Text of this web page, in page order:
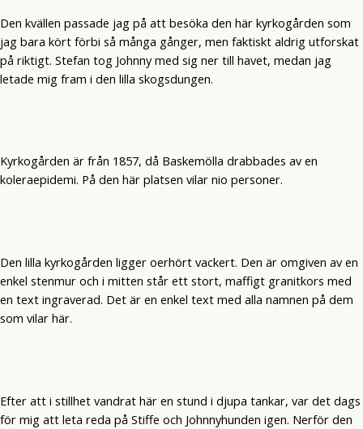
Den kvällen passade jag på att besöka den här kyrkogården som
jag bara kört förbi så många gånger, men faktiskt aldrig utforskat
på riktigt. Stefan tog Johnny med sig ner till havet, medan jag
letade mig fram i den lilla skogsdungen.
Kyrkogården är från 1857, då Baskemölla drabbades av en
koleraepidemi. På den här platsen vilar nio personer.
Den lilla kyrkogården ligger oerhört vackert. Den är omgiven av en
enkel stenmur och i mitten står ett stort, maffigt granitkors med
en text ingraverad. Det är en enkel text med alla namnen på dem
som vilar här.
Efter att i stillhet vandrat här en stund i djupa tankar, var det dags
för mig att leta reda på Stiffe och Johnnyhunden igen. Nerför den